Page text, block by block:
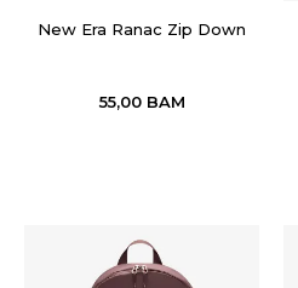
New Era Ranac Zip Down
55,00 BAM